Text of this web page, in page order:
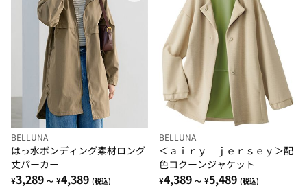
BELLUNA
はっ水ボンディング素材ロング
丈パーカー
¥3,289 ～ ¥4,389 (税込)
BELLUNA
＜ａｉｒｙ ｊｅｒｓｅｙ＞配
色コクーンジャケット
¥4,389 ～ ¥5,489 (税込)